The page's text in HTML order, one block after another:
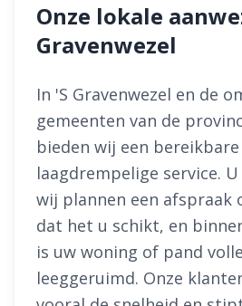
Onze lokale
Gravenwezel
In 'S Gravenwezel en de
gemeenten van de
bieden wij een bereikbare
laagdrempelige service.
wij plannen een afspraak
dat het u schikt, en
is uw woning of pand
leeggeruimd. Onze